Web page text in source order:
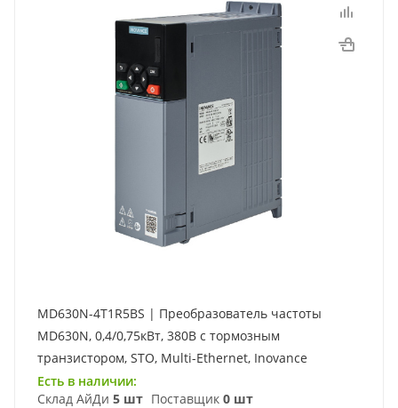
MD630N-4T1R5BS | Преобразователь частоты
MD630N, 0,4/0,75кВт, 380В с тормозным
транзистором, STO, Multi-Ethernet, Inovance
Есть в наличии:
Склад АйДи 5 шт Поставщик 0 шт